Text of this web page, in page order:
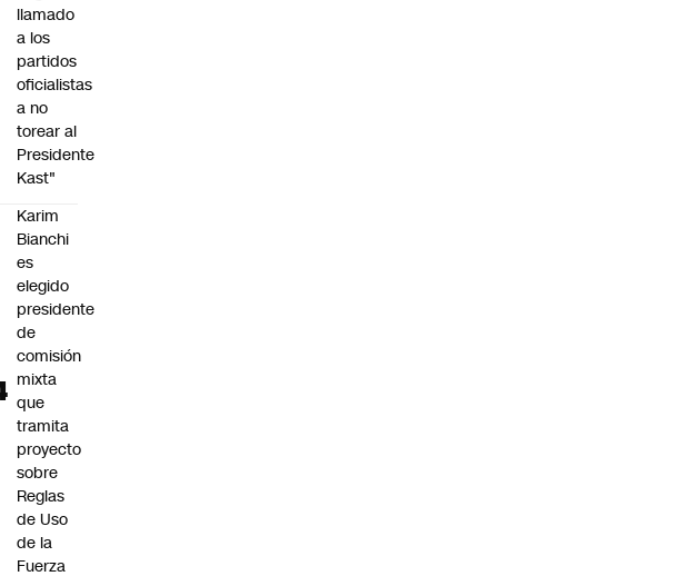
llamado
a los
partidos
oficialistas
a no
torear al
Presidente
Kast"
Karim
Bianchi
es
elegido
presidente
de
comisión
mixta
que
tramita
proyecto
sobre
Reglas
de Uso
de la
Fuerza